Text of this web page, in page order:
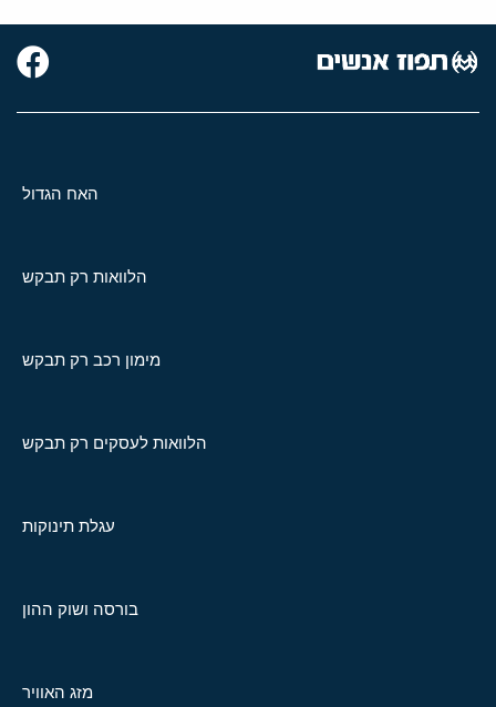
האח הגדול
הלוואות רק תבקש
מימון רכב רק תבקש
הלוואות לעסקים רק תבקש
עגלת תינוקות
בורסה ושוק ההון
מזג האוויר